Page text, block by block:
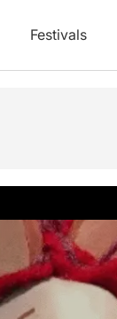
Festivals